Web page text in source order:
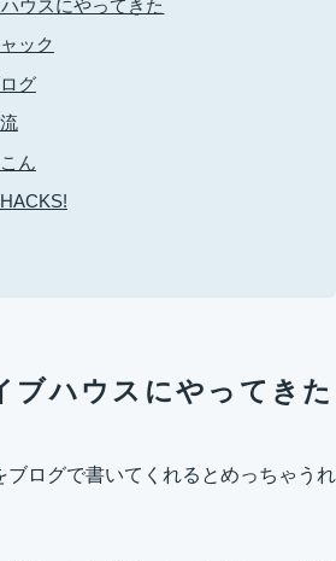
ウスにやってきた
ック
グ
ん
ブハウスにやってきた
ブログで書いてくれるとめっちゃうれ